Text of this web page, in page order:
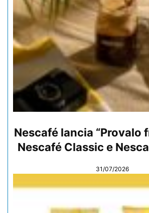
Nescafé lancia “Provalo
Nescafé Classic e
31/07/2026